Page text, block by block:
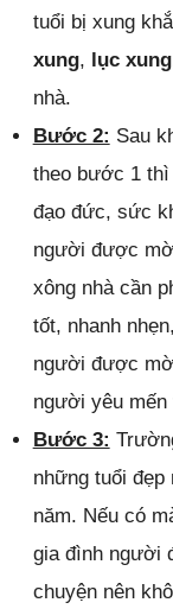
tuổi bị xung
xung, lục xung
nhà.
Bước 2: Sau
theo bước 1 thì
đạo đức, sức
người được
xông nhà cần
tốt, nhanh
người được
người yêu mến
Bước 3:
những tuổi đẹp
năm. Nếu có
gia đình người
chuyện nên